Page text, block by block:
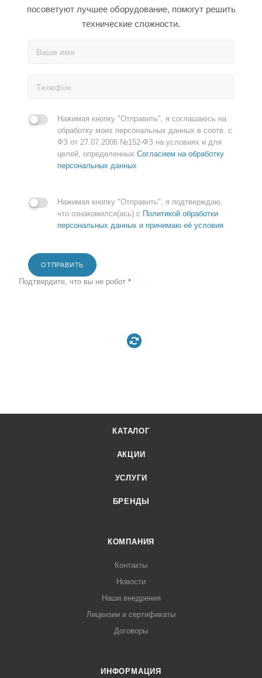
посоветуют лучшее оборудование, помогут решить
технические сложности.
Нажимая кнопку "Отправить", я соглашаюсь на
обработку моих персональных данных в соотв. с
ФЗ от 27.07.2006 №152-ФЗ на условиях и для
целей, определенных Согласием на обработку
персональных данных
Нажимая кнопку "Отправить", я подтверждаю,
что ознакомился(ась) с Политикой обработки
персональных данных и принимаю её условия
ОТПРАВИТЬ
Подтвердите, что вы не робот *
КАТАЛОГ
АКЦИИ
УСЛУГИ
БРЕНДЫ
КОМПАНИЯ
Контакты
Новости
Наши внедрения
Лицензии и сертификаты
Договоры
ИНФОРМАЦИЯ